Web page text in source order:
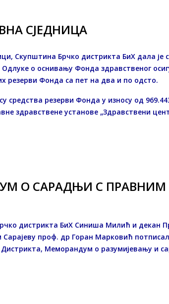
СЈЕДНИЦА
Скупштина Брчко дистрикта БиХ дала је
о оснивању Фонда здравственог
резерви Фонда са пет на два и по одсто.
средства резерви Фонда у износу од
здравствене установе „Здравствени
О САРАДЊИ С ПРАВНИМ
дистрикта БиХ Синиша Милић и декан
проф. др Горан Марковић
Меморандум о разумијевању и